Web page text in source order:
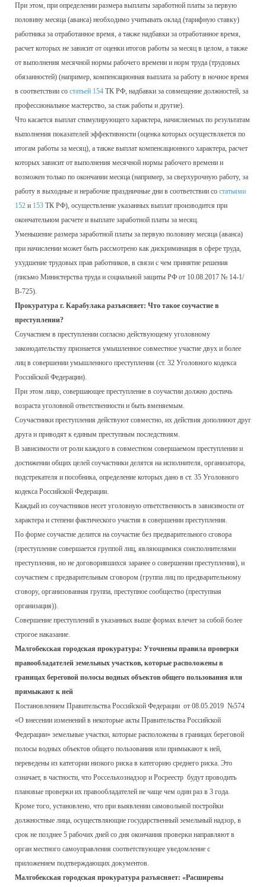
При этом, при определении размера выплаты заработной платы за первую
половину месяца (аванса) необходимо учитывать оклад (тарифную ставку)
работника за отработанное время, а также надбавки за отработанное время,
расчет которых не зависит от оценки итогов работы за месяц в целом, а также
от выполнения месячной нормы рабочего времени и норм труда (трудовых
обязанностей) (например, компенсационная выплата за работу в ночное время
в соответствии со статьей 154 ТК РФ, надбавки за совмещение должностей, за
профессиональное мастерство, за стаж работы и другие).
Что касается выплат стимулирующего характера, начисляемых по результатам
выполнения показателей эффективности (оценка которых осуществляется по
итогам работы за месяц), а также выплат компенсационного характера, расчет
которых зависит от выполнения месячной нормы рабочего времени и
возможен только по окончании месяца (например, за сверхурочную работу, за
работу в выходные и нерабочие праздничные дни в соответствии со статьями
152 и 153 ТК РФ), осуществление указанных выплат производится при
окончательном расчете и выплате заработной платы за месяц.
Уменьшение размера заработной платы за первую половину месяца (аванса)
при начислении может быть рассмотрено как дискриминация в сфере труда,
ухудшение трудовых прав работников, в связи с чем принятие решения
(письмо Министерства труда и социальной защиты РФ от 10.08.2017 № 14-1/
В-725).
Прокуратура г. Карабулака разъясняет: Что такое соучастие в
преступлении?
Соучастием в преступлении согласно действующему уголовному
законодательству признается умышленное совместное участие двух и более
лиц в совершении умышленного преступления (ст. 32 Уголовного кодекса
Российской Федерации).
При этом лицо, совершающее преступление в соучастии должно достичь
возраста уголовной ответственности и быть вменяемым.
Соучастники преступления действуют совместно, их действия дополняют друг
друга и приводят к единым преступным последствиям.
В зависимости от роли каждого в совместном совершаемом преступлении и
достижении общих целей соучастники делятся на исполнителя, организатора,
подстрекателя и пособника, определение которых дано в ст. 35 Уголовного
кодекса Российской Федерации.
Каждый из соучастников несет уголовную ответственность в зависимости от
характера и степени фактического участия в совершении преступления.
По форме соучастие делится на соучастие без предварительного сговора
(преступление совершается группой лиц, являющимися соисполнителями
преступления, но не договорившихся заранее о совершении преступления), и
соучастием с предварительным сговором (группа лиц по предварительному
сговору, организованная группа, преступное сообщество (преступная
организация)).
Совершение преступлений в указанных выше формах влечет за собой более
строгое наказание.
Малгобекская городская прокуратура: Уточнены правила проверки
правообладателей земельных участков, которые расположены в
границах береговой полосы водных объектов общего пользования или
примыкают к ней
Постановлением Правительства Российской Федерации от 08.05.2019 №574
«О внесении изменений в некоторые акты Правительства Российской
Федерации» земельные участки, которые расположены в границах береговой
полосы водных объектов общего пользования или примыкают к ней,
переведены из категории низкого риска в категорию среднего риска. Это
означает, в частности, что Россельхознадзор и Росреестр будут проводить
плановые проверки их правообладателей не чаще чем один раз в 3 года.
Кроме того, установлено, что при выявлении самовольной постройки
должностные лица, осуществляющие государственный земельный надзор, в
срок не позднее 5 рабочих дней со дня окончания проверки направляют в
орган местного самоуправления соответствующее уведомление с
приложением подтверждающих документов.
Малгобекская городская прокуратура разъясняет: «Расширены